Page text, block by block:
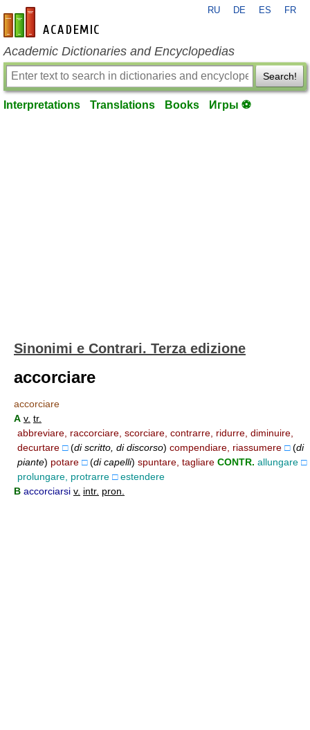
en-academic.com
RU DE ES FR
Academic Dictionaries and Encyclopedias
Search!
Interpretations Translations Books Игры ⚽
Sinonimi e Contrari. Terza edizione
accorciare
accorciare
A v. tr.
abbreviare, raccorciare, scorciare, contrarre, ridurre, diminuire,
decurtare □ (di scritto, di discorso) compendiare, riassumere □ (di
piante) potare □ (di capelli) spuntare, tagliare CONTR. allungare □
prolungare, protrarre □ estendere
B accorciarsi v. intr. pron.